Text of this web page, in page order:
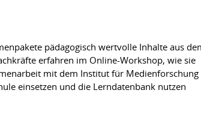
pädagogisch wertvolle Inhalte aus
erfahren im Online-Workshop, wie sie
mit dem Institut für Medienforschung
einsetzen und die Lerndatenbank nutzen